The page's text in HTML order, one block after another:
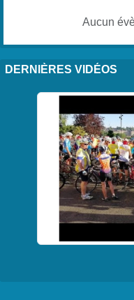
Aucun
DERNIÈRES VIDÉOS